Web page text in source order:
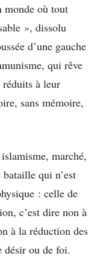
monde où tout
», dissolu
d’une gauche
qui rêve
réduits à leur
sans mémoire,
marché,
qui n’est
: celle de
c’est dire non à
à la réduction des
désir ou de foi.